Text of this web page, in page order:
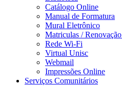
Catálogo Online
Manual de Formatura
Mural Eletrônico
Matriculas /
Rede Wi-Fi
Virtual Unisc
Webmail
Impressões Online
Serviços Comunitários